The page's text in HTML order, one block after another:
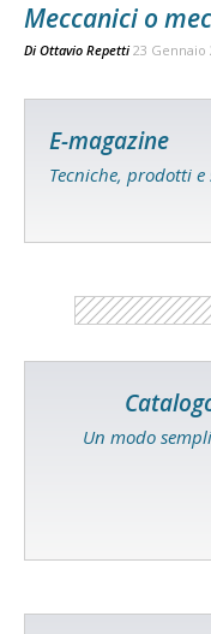
Meccanici o
Di Ottavio Repetti 23 Gennaio
E-magazine
Tecniche, prodotti
Un modo